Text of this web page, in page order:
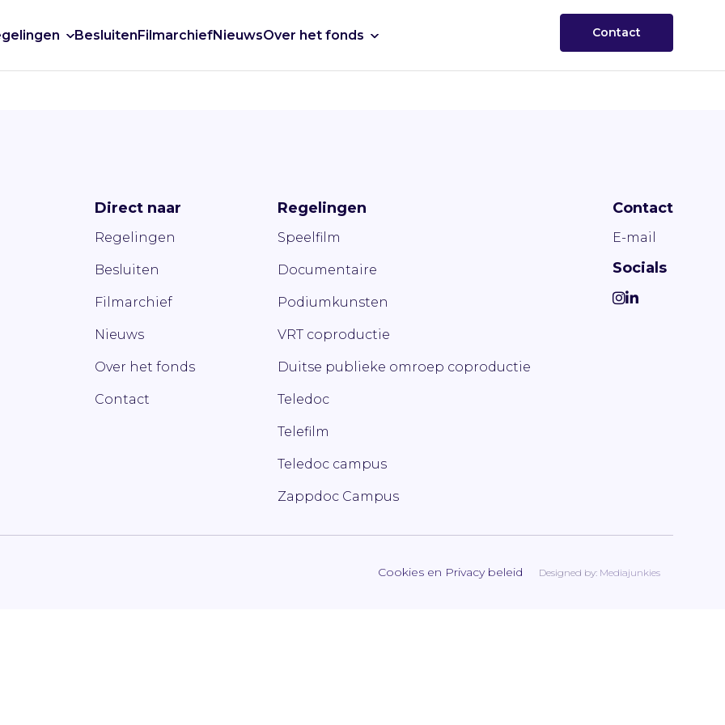
BesluitenFilmarchiefNieuwsOver het fonds Contact
Direct naar
Regelingen
Besluiten
Filmarchief
Nieuws
Over het fonds
Contact
Regelingen
Speelfilm
Documentaire
Podiumkunsten
VRT coproductie
Duitse publieke omroep coproductie
Teledoc
Telefilm
Teledoc campus
Zappdoc Campus
Contact
E-mail
Socials
Cookies en Privacy beleid Designed by: Mediajunkies